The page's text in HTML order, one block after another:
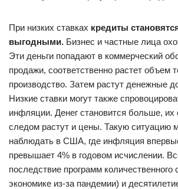
При низких ставках кредиты
выгодными. Бизнес и частные лица
Эти деньги попадают в коммерческий
продажи, соответственно растет объем
производство. Затем растут денежные
Низкие ставки могут также
инфляции. Денег становится больше, их
следом растут и цены. Такую ситуацию
наблюдать в США, где инфляция
превышает 4% в годовом исчислении.
последствие программ
экономике из-за пандемии) и